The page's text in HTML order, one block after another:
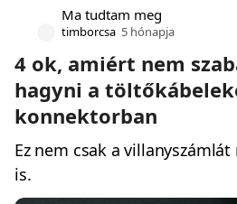
Ma tudtam meg
timborcsa 5 hónapja
4 ok, amiért nem
hagyni a
konnektorban
Ez nem csak a villanyszámlát
is.